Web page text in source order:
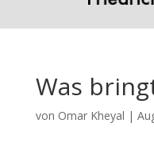
Was
von Omar Kheyal |